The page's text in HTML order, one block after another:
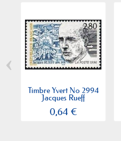
Timbre Yvert No 2994
Jacques Rueff
0,64 €
‹